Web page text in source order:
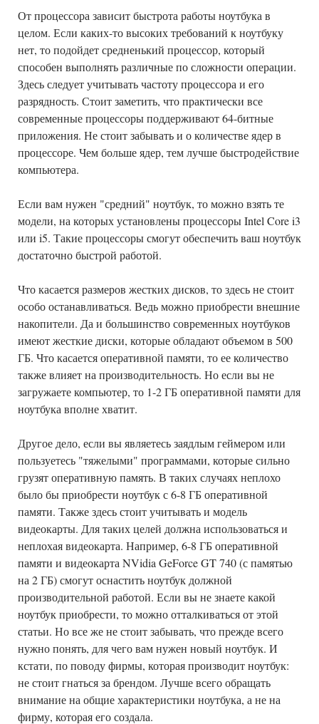
От процессора зависит быстрота работы ноутбука в
целом. Если каких-то высоких требований к ноутбуку
нет, то подойдет средненький процессор, который
способен выполнять различные по сложности операции.
Здесь следует учитывать частоту процессора и его
разрядность. Стоит заметить, что практически все
современные процессоры поддерживают 64-битные
приложения. Не стоит забывать и о количестве ядер в
процессоре. Чем больше ядер, тем лучше быстродействие
компьютера.
Если вам нужен "средний" ноутбук, то можно взять те
модели, на которых установлены процессоры Intel Core i3
или i5. Такие процессоры смогут обеспечить ваш ноутбук
достаточно быстрой работой.
Что касается размеров жестких дисков, то здесь не стоит
особо останавливаться. Ведь можно приобрести внешние
накопители. Да и большинство современных ноутбуков
имеют жесткие диски, которые обладают объемом в 500
ГБ. Что касается оперативной памяти, то ее количество
также влияет на производительность. Но если вы не
загружаете компьютер, то 1-2 ГБ оперативной памяти для
ноутбука вполне хватит.
Другое дело, если вы являетесь заядлым геймером или
пользуетесь "тяжелыми" программами, которые сильно
грузят оперативную память. В таких случаях неплохо
было бы приобрести ноутбук с 6-8 ГБ оперативной
памяти. Также здесь стоит учитывать и модель
видеокарты. Для таких целей должна использоваться и
неплохая видеокарта. Например, 6-8 ГБ оперативной
памяти и видеокарта NVidia GeForce GT 740 (с памятью
на 2 ГБ) смогут оснастить ноутбук должной
производительной работой. Если вы не знаете какой
ноутбук приобрести, то можно отталкиваться от этой
статьи. Но все же не стоит забывать, что прежде всего
нужно понять, для чего вам нужен новый ноутбук. И
кстати, по поводу фирмы, которая производит ноутбук:
не стоит гнаться за брендом. Лучше всего обращать
внимание на общие характеристики ноутбука, а не на
фирму, которая его создала.